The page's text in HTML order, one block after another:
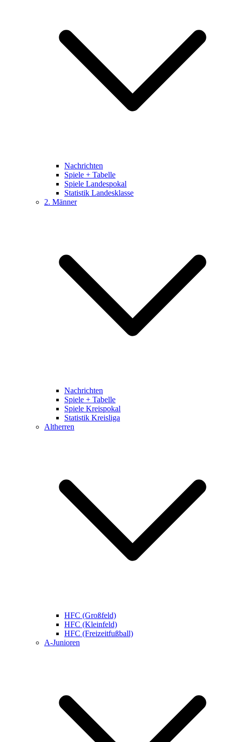
Nachrichten
Spiele + Tabelle
Spiele Landespokal
Statistik Landesklasse
2. Männer
Nachrichten
Spiele + Tabelle
Spiele Kreispokal
Statistik Kreisliga
Altherren
HFC (Großfeld)
HFC (Kleinfeld)
HFC (Freizeitfußball)
A-Junioren